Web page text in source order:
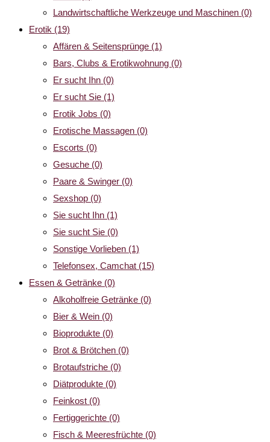
Landwirtschaftliche Werkzeuge und Maschinen (0)
Erotik (19)
Affären & Seitensprünge (1)
Bars, Clubs & Erotikwohnung (0)
Er sucht Ihn (0)
Er sucht Sie (1)
Erotik Jobs (0)
Erotische Massagen (0)
Escorts (0)
Gesuche (0)
Paare & Swinger (0)
Sexshop (0)
Sie sucht Ihn (1)
Sie sucht Sie (0)
Sonstige Vorlieben (1)
Telefonsex, Camchat (15)
Essen & Getränke (0)
Alkoholfreie Getränke (0)
Bier & Wein (0)
Bioprodukte (0)
Brot & Brötchen (0)
Brotaufstriche (0)
Diätprodukte (0)
Feinkost (0)
Fertiggerichte (0)
Fisch & Meeresfrüchte (0)